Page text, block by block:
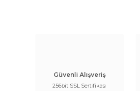
Güvenli Alışveriş
256bit SSL Sertifikası